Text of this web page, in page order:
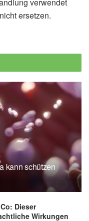
ersetzen.
kann schützen
Dieser
Wirkungen